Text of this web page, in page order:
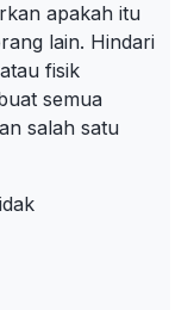
apakah itu
lain. Hindari
fisik
semua
salah satu